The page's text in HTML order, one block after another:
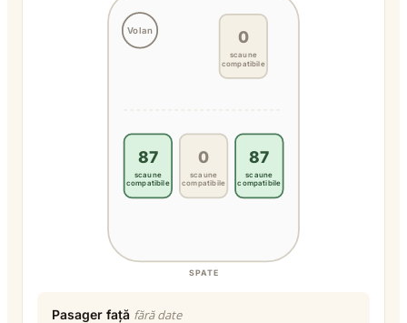
Volan
SPATE
0
scaune
compatibile
87
scaune
compatibile
0
scaune
compatibile
87
scaune
compatibile
Pasager față fără date